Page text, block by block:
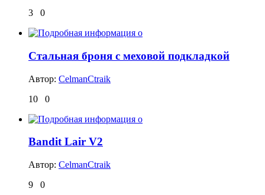
3
0
Стальная броня с меховой подкладкой
Автор: CelmanCtraik
10
0
Bandit Lair V2
Автор: CelmanCtraik
9
0